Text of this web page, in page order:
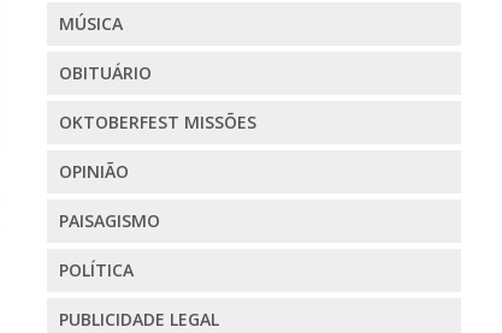
MÚSICA
OBITUÁRIO
OKTOBERFEST MISSÕES
OPINIÃO
PAISAGISMO
POLÍTICA
PUBLICIDADE LEGAL